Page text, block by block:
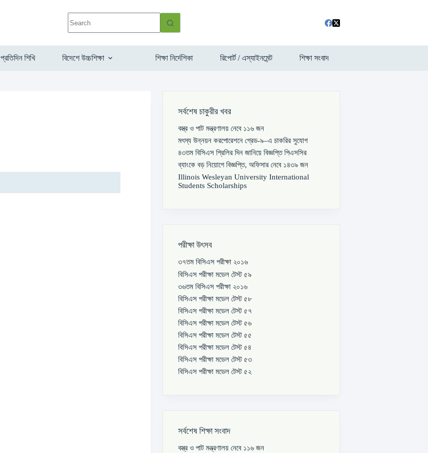
প্রতিদিন শিখি বিদেশে উচ্চশিক্ষা শিক্ষা নির্দেশিকা রিপোর্ট / এস্যাইনমেন্ট শিক্ষা সংবাদ
সর্বশেষ চাকুরীর খবর
বস্ত্র ও পাট মন্ত্রণালয় নেবে ১১৬ জন
মৎস্য উন্নয়ন করপোরেশনে গ্রেড-৯–এ চাকরির সুযোগ
৪৩তম বিসিএস প্রিলির দিন জানিয়ে বিজ্ঞপ্তি পিএসসির
ব্যাংকে বড় নিয়োগে বিজ্ঞপ্তি, অফিসার নেবে ১৪৩৯ জন
Illinois Wesleyan University International
Students Scholarships
পরীক্ষা উৎসব
৩৭তম বিসিএস পরীক্ষা ২০১৬
বিসিএস পরীক্ষা মডেল টেস্ট ৫৯
৩৬তম বিসিএস পরীক্ষা ২০১৬
বিসিএস পরীক্ষা মডেল টেস্ট ৫৮
বিসিএস পরীক্ষা মডেল টেস্ট ৫৭
বিসিএস পরীক্ষা মডেল টেস্ট ৫৬
বিসিএস পরীক্ষা মডেল টেস্ট ৫৫
বিসিএস পরীক্ষা মডেল টেস্ট ৫৪
বিসিএস পরীক্ষা মডেল টেস্ট ৫৩
বিসিএস পরীক্ষা মডেল টেস্ট ৫২
সর্বশেষ শিক্ষা সংবাদ
বস্ত্র ও পাট মন্ত্রণালয় নেবে ১১৬ জন